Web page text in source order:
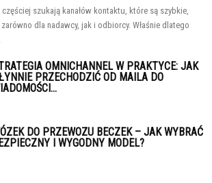
częściej szukają kanałów kontaktu, które są szybkie,
dla nadawcy, jak i odbiorcy. Właśnie dlatego
OMNICHANNEL W PRAKTYCE: JAK
PRZECHODZIĆ OD MAILA DO
DO PRZEWOZU BECZEK – JAK WYBRAĆ
I WYGODNY MODEL?